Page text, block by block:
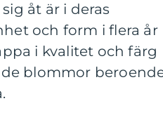
åt är i deras
och form i flera år
i kvalitet och färg
blommor